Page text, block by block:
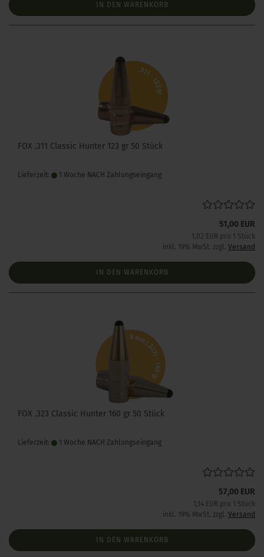
IN DEN WARENKORB
FOX .311 Classic Hunter 123 gr 50 Stück
Lieferzeit: 1 Woche NACH Zahlungseingang
51,00 EUR
1,02 EUR pro 1 Stück
inkl. 19% MwSt. zzgl. Versand
IN DEN WARENKORB
FOX .323 Classic Hunter 160 gr 50 Stück
Lieferzeit: 1 Woche NACH Zahlungseingang
57,00 EUR
1,14 EUR pro 1 Stück
inkl. 19% MwSt. zzgl. Versand
IN DEN WARENKORB